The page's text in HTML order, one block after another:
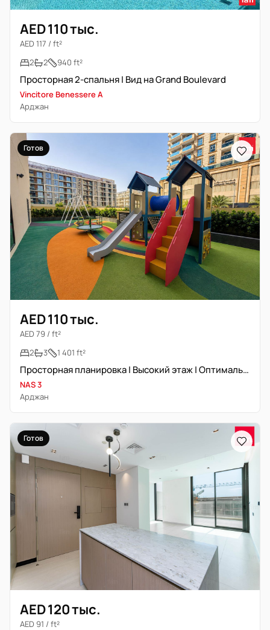
AED 110 тыс.
AED 117 / ft²
2
2 940 ft²
Просторная 2-спальня | Вид на Grand Boulevard
Vincitore Benessere A
Арджан
Готов
AED 110 тыс.
AED 79 / ft²
2
3 1 401 ft²
Просторная планировка | Высокий этаж | Оптимальная цена
NAS 3
Арджан
Готов
AED 120 тыс.
AED 91 / ft²